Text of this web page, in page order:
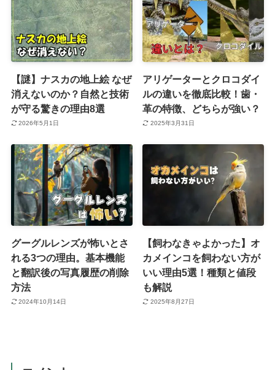
【謎】ナスカの地上絵 なぜ
消えないのか？自然と技術
が守る驚きの理由8選
2026年5月1日
アリゲーターとクロコダイ
ルの違いを徹底比較！歯・
革の特徴、どちらが強い？
2025年3月31日
グーグルレンズが怖いとさ
れる3つの理由。基本機能
と翻訳後の写真履歴の削除
方法
2024年10月14日
【飼わなきゃよかった】オ
カメインコを飼わない方が
いい理由5選！種類と値段
も解説
2025年8月27日